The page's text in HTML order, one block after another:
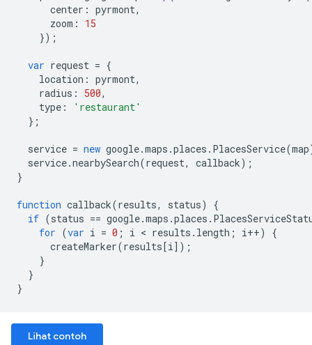
center : pyrmont,
zoom :
15
});
var request = {
location : pyrmont,
radius : 500,
type :
'restaurant'
};
service = new google.maps .places . PlacesService(map
service.nearbySearch(request, callback);
}
function callback(results, status)
{
if (status == google.maps .places .
for (var i = 0 ; i < results . length ; i++)
{
createMarker(results[i]);
}
}
}
Lihat contoh